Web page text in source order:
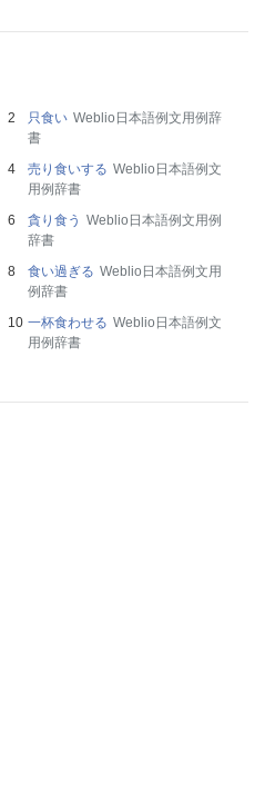
只食い Weblio日本語例文用例辞
書
売り食いする Weblio日本語例文
用例辞書
貪り食う Weblio日本語例文用例
辞書
食い過ぎる Weblio日本語例文用
例辞書
一杯食わせる Weblio日本語例文
用例辞書